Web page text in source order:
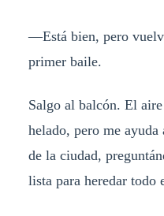
—Está bien, pero
primer baile.
Salgo al balcón. El
helado, pero me
de la ciudad,
lista para heredar todo